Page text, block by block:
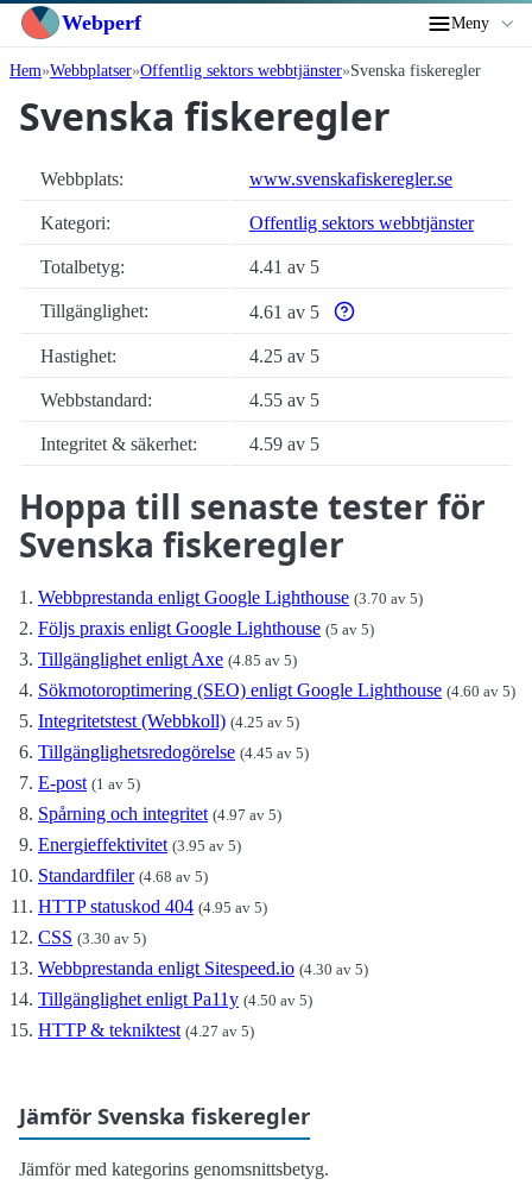
Webperf Meny
Hem Webbplatser Offentlig sektors webbtjänster Svenska fiskeregler
Svenska fiskeregler
Webbplats: www.svenskafiskeregler.se
Kategori: Offentlig sektors webbtjänster
Totalbetyg: 4.41 av 5
Tillgänglighet: 4.61 av 5
Varför enbart
Hastighet:
4.25 av 5
Webbstandard: 4.55 av 5
Integritet & säkerhet: 4.59 av 5
Hoppa till senaste tester för
Svenska fiskeregler
Webbprestanda enligt Google Lighthouse (3.70 av 5)
Följs praxis enligt Google Lighthouse (5 av 5)
Tillgänglighet enligt Axe (4.85 av 5)
Sökmotoroptimering (SEO) enligt Google Lighthouse (4.60 av 5)
Integritetstest (Webbkoll) (4.25 av 5)
Tillgänglighetsredogörelse (4.45 av 5)
E-post (1 av 5)
Spårning och integritet (4.97 av 5)
Energieffektivitet (3.95 av 5)
Standardfiler (4.68 av 5)
HTTP statuskod 404 (4.95 av 5)
CSS (3.30 av 5)
Webbprestanda enligt Sitespeed.io (4.30 av 5)
Tillgänglighet enligt Pa11y (4.50 av 5)
HTTP & tekniktest (4.27 av 5)
Jämför Svenska fiskeregler
Jämför med kategorins genomsnittsbetyg.